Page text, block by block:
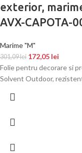
exterior,
AVX-CAPOTA-
Marime "M"
301,09lei 172,05 lei
Folie pentru decorare si
Solvent Outdoor,